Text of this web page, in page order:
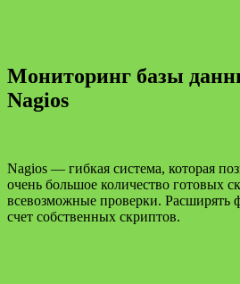
Мониторинг базы
Nagios
Nagios — гибкая система, которая
очень большое количество готовых
всевозможные проверки. Расширять
счет собственных скриптов.